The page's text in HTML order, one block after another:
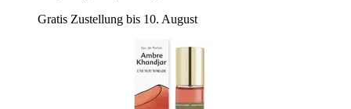
Gratis Zustellung bis 10. August